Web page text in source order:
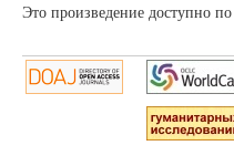
Это произведение доступно по